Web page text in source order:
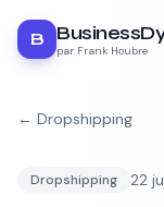
B
par Frank Houbre
← Dropshipping
Dropshipping 22